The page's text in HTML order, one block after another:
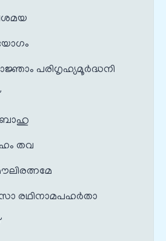
പരിഗൃഹ്യമൂർദ്ധനി
ബാഹു
തവ
രഥിനാമപഹര്‍താ